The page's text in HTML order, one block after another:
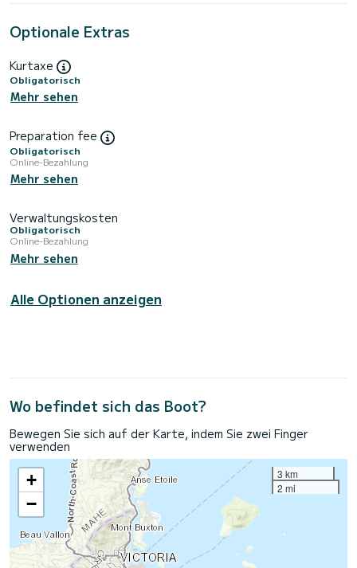
Optionale Extras
Kurtaxe
Obligatorisch
Mehr sehen
Preparation fee
Obligatorisch
Online-Bezahlung
Mehr sehen
Verwaltungskosten
Obligatorisch
Online-Bezahlung
Mehr sehen
Alle Optionen anzeigen
Wo befindet sich das Boot?
Bewegen Sie sich auf der Karte, indem Sie zwei Finger
verwenden
+
−
3 km
2 mi